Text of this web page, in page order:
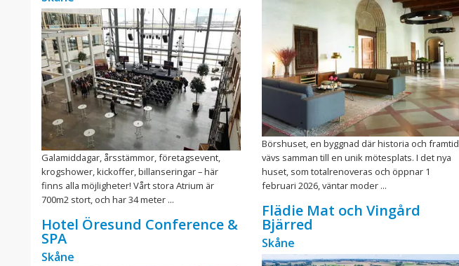
Galamiddagar, årsstämmor, företagsevent,
krogshower, kickoffer, billanseringar – här
finns alla möjligheter! Vårt stora Atrium är
700m2 stort, och har 34 meter ...
Hotel Öresund Conference &
SPA
Skåne
Börshuset, en byggnad där historia och framtid
vävs samman till en unik mötesplats. I det nya
huset, som totalrenoveras och öppnar 1
februari 2026, väntar moder ...
Flädie Mat och Vingård
Bjärred
Skåne